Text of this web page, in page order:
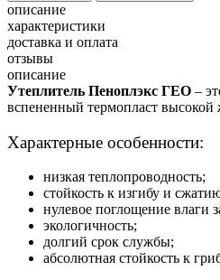
описание
характеристики
доставка и оплата
отзывы
описание
Утеплитель Пеноплэкс ГЕО –
вспененный термопласт высокой
Характерные особенности:
низкая теплопроводность;
стойкость к изгибу и
нулевое поглощение влаги
экологичность;
долгий срок службы;
абсолютная стойкость к